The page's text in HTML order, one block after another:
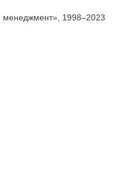
менеджмент», 1998–2023